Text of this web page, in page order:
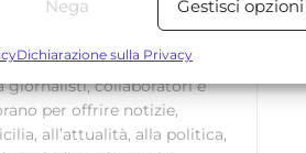
Sempre
da altre fonti di dati,
Nega Gestisci opzioni
Dichiarazione sulla Privacy
giornalisti, collaboratori e
per offrire notizie,
all’attualità, alla politica,